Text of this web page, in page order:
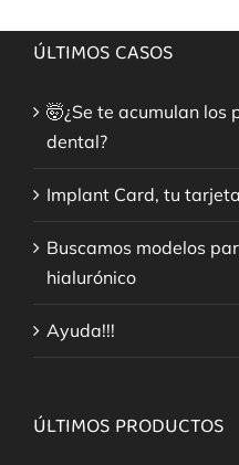
ÚLTIMOS CASOS
🤯¿Se te acumulan los
dental?
Implant Card, tu
Buscamos modelos
hialurónico
Ayuda!!!
ÚLTIMOS PRODUCTOS